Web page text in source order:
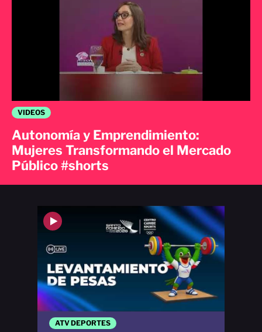
VIDEOS
Autonomía y Emprendimiento:
Mujeres Transformando el Mercado
Público #shorts
ATV DEPORTES